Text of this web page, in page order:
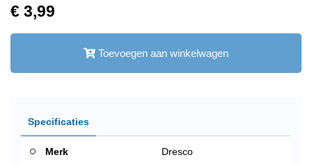
€ 3,99
Toevoegen aan winkelwagen
Specificaties
Merk Dresco